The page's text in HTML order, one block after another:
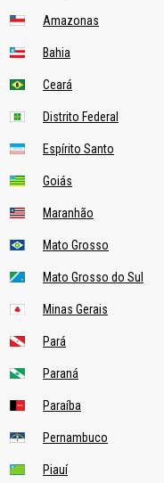
Amazonas
Bahia
Ceará
Distrito Federal
Espírito Santo
Goiás
Maranhão
Mato Grosso
Mato Grosso do Sul
Minas Gerais
Pará
Paraná
Paraíba
Pernambuco
Piauí